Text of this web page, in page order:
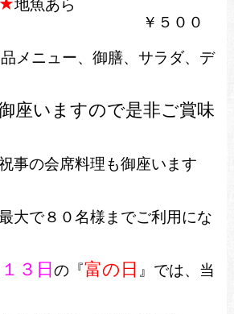
地魚あら
￥５００
メニュー、御膳、サラダ、デ
座いますので是非ご賞味
会席料理も御座います
８０名様までご利用にな
１３日の『富の日 』では、当